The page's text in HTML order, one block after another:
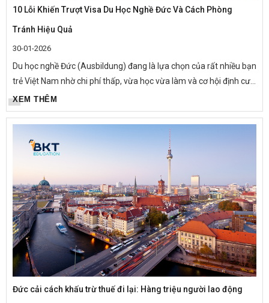
10 Lỗi Khiến Trượt Visa Du Học Nghề Đức Và Cách Phòng
Tránh Hiệu Quả
30-01-2026
Du học nghề Đức (Ausbildung) đang là lựa chọn của rất nhiều bạn
trẻ Việt Nam nhờ chi phí thấp, vừa học vừa làm và cơ hội định cư
lâu dài. Tuy nhiên, trên thực tế, mỗi năm có hàng...
XEM THÊM
Đức cải cách khấu trừ thuế đi lại: Hàng triệu người lao động